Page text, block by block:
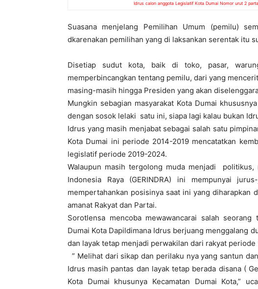
Idrus calon anggota Legislatif Kota Dumai Nomor urut 2
Suasana menjelang Pemilihan Umum (pemilu)
dkarenakan pemilihan yang di laksankan serentak itu
Disetiap sudut kota, baik di toko, pasar,
memperbincangkan tentang pemilu, dari yang
masing-masih hingga Presiden yang akan
Mungkin sebagian masyarakat Kota Dumai
dengan sosok lelaki satu ini, siapa lagi kalau bukan
Idrus yang masih menjabat sebagai salah satu
Kota Dumai ini periode 2014-2019 mencatatkan
legislatif periode 2019-2024.
Walaupun masih tergolong muda menjadi
Indonesia Raya (GERINDRA) ini mempunyai
mempertahankan posisinya saat ini yang diharapkan
amanat Rakyat dan Partai.
Sorotlensa mencoba mewawancarai salah
Dumai Kota Dapildimana Idrus berjuang menggalang
dan layak tetap menjadi perwakilan dari rakyat periode
” Melihat dari sikap dan perilaku nya yang santun
Idrus masih pantas dan layak tetap berada disana (
Kota Dumai khusunya Kecamatan Dumai Kota,”